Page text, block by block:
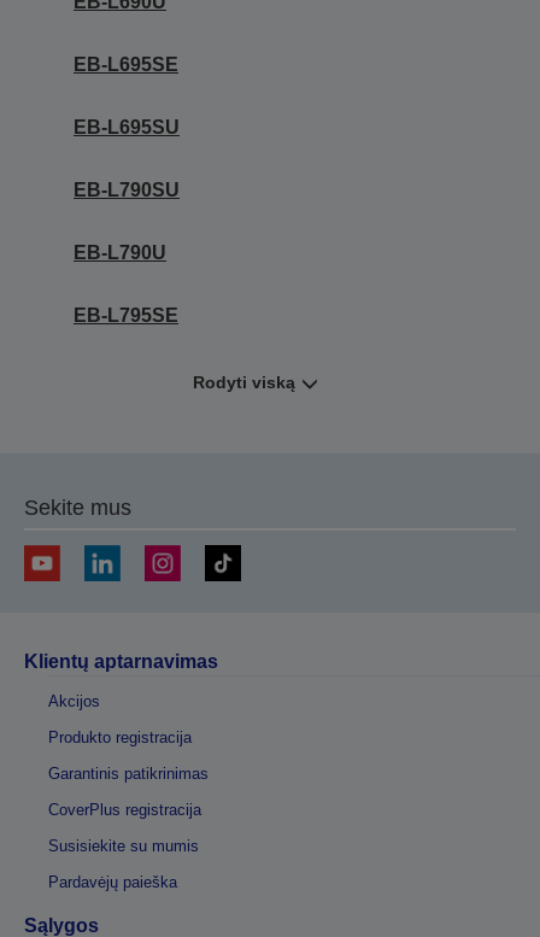
EB-L695SE
EB-L695SU
EB-L790SU
EB-L790U
EB-L795SE
Rodyti viską
Sekite mus
Klientų aptarnavimas
Akcijos
Produkto registracija
Garantinis patikrinimas
CoverPlus registracija
Susisiekite su mumis
Pardavėjų paieška
Sąlygos